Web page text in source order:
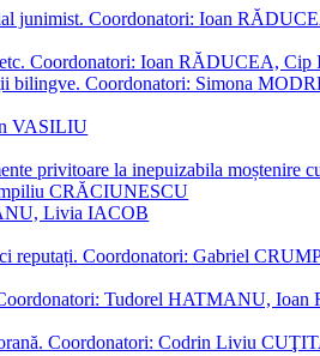
junimist. Coordonatori: Ioan
etc. Coordonatori: Ioan RĂDUCEA,
bilingve. Coordonatori: Simona
VASILIU
privitoare la inepuizabila moștenire
CRĂCIUNESCU
Livia IACOB
reputați. Coordonatori: Gabriel
Tudorel HATMANU,
Coordonatori: Codrin Liviu